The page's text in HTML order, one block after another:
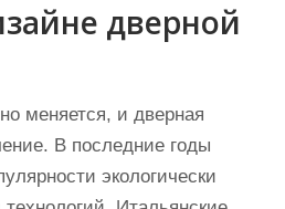
дверной
меняется, и дверная
В последние годы
экологически